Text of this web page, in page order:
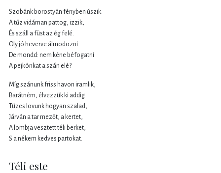
Szobánk borostyán fényben úszik.
A tűz vidáman pattog, izzik,
És száll a füst az ég felé.
Oly jó heverve álmodozni
De mondd: nem kéne béfogatni
A pejkónkat a szán elé?
Míg szánunk friss havon iramlik,
Barátném, élvezzük ki addig
Tüzes lovunk hogyan szalad,
Járván a tar mezőt, a kertet,
A lombja vesztett téli berket,
S a nékem kedves partokat.
Téli este